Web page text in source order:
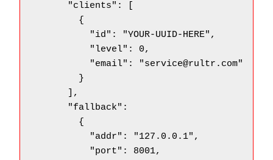
      "clients": [
        {
          "id": "YOUR-UUID-HERE",
          "level": 0,
          "email": "service@rultr.com"
        }
      ],
      "fallback":
        {